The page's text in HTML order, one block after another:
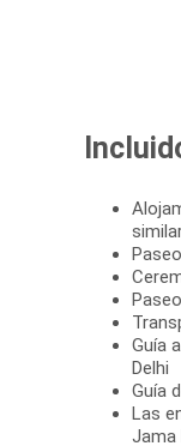
Guía
Delhi
Guía
Las
Jama